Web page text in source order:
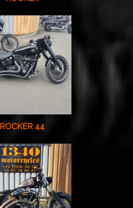
ROCKER 44